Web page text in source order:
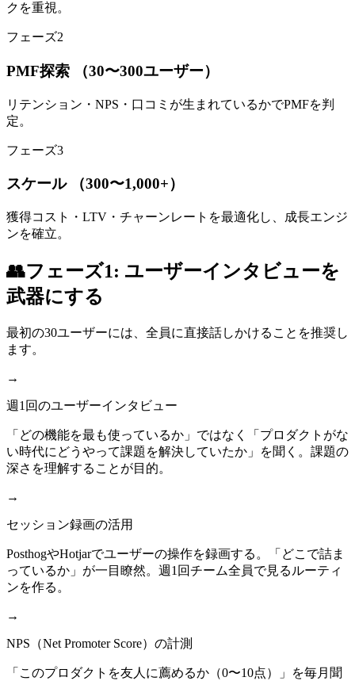
クを重視。
フェーズ2
PMF探索 （30〜300ユーザー）
リテンション・NPS・口コミが生まれているかでPMFを判
定。
フェーズ3
スケール （300〜1,000+）
獲得コスト・LTV・チャーンレートを最適化し、成長エンジ
ンを確立。
👥フェーズ1: ユーザーインタビューを
武器にする
最初の30ユーザーには、全員に直接話しかけることを推奨し
ます。
→
週1回のユーザーインタビュー
「どの機能を最も使っているか」ではなく「プロダクトがな
い時代にどうやって課題を解決していたか」を聞く。課題の
深さを理解することが目的。
→
セッション録画の活用
PosthogやHotjarでユーザーの操作を録画する。「どこで詰ま
っているか」が一目瞭然。週1回チーム全員で見るルーティ
ンを作る。
→
NPS（Net Promoter Score）の計測
「このプロダクトを友人に薦めるか（0〜10点）」を毎月聞